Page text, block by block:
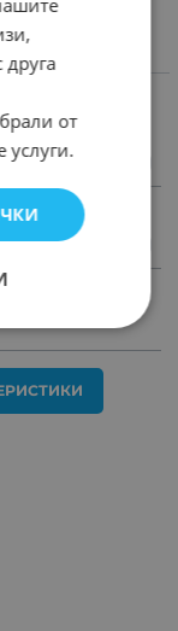
от
услуги.